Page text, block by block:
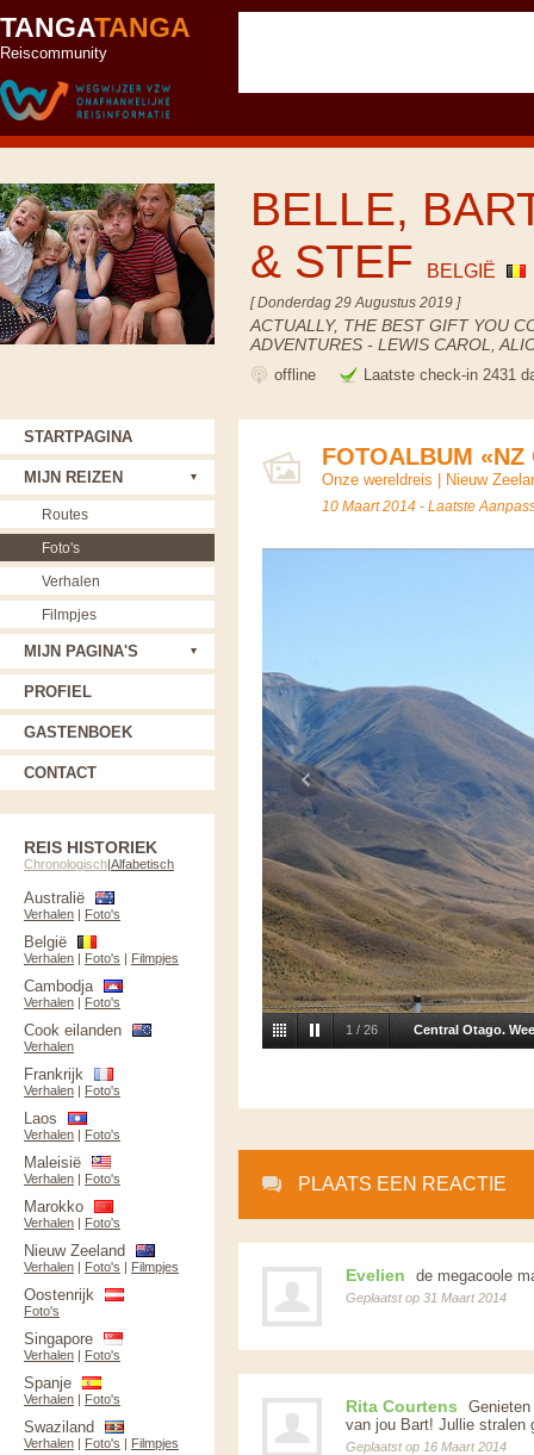
TANGATANGA
Reiscommunity
BELLE,
& STEF
BELGIË
[ Donderdag 29 Augustus 2019 ]
ACTUALLY, THE BEST GIFT YOU
ADVENTURES - LEWIS CAROL,
offline Laatste check-in 2431
FOTOALBUM «NZ
Onze wereldreis Nieuw
10 Maart 2014 - Laatste
1 / 26 Central Otago.
PLAATS EEN REACTIE
Evelien de megacoole
Geplaatst op 31 Maart 2014
Rita Courtens
van jou Bart! Jullie stralen
Geplaatst op 16 Maart 2014
STARTPAGINA
MIJN REIZEN
Routes
Foto's
Verhalen
Filmpjes
MIJN PAGINA'S
PROFIEL
GASTENBOEK
CONTACT
REIS HISTORIEK
Chronologisch|Alfabetisch
Australië
Verhalen | Foto's
België
Verhalen | Foto's | Filmpjes
Cambodja
Verhalen | Foto's
Cook eilanden
Verhalen
Frankrijk
Verhalen | Foto's
Laos
Verhalen | Foto's
Maleisië
Verhalen | Foto's
Marokko
Verhalen | Foto's
Nieuw Zeeland
Verhalen | Foto's | Filmpjes
Oostenrijk
Foto's
Singapore
Verhalen | Foto's
Spanje
Verhalen | Foto's
Swaziland
Verhalen | Foto's | Filmpjes